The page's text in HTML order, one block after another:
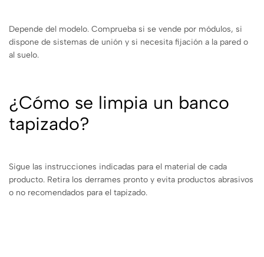
Depende del modelo. Comprueba si se vende por módulos, si
dispone de sistemas de unión y si necesita fijación a la pared o
al suelo.
¿Cómo se limpia un banco
tapizado?
Sigue las instrucciones indicadas para el material de cada
producto. Retira los derrames pronto y evita productos abrasivos
o no recomendados para el tapizado.